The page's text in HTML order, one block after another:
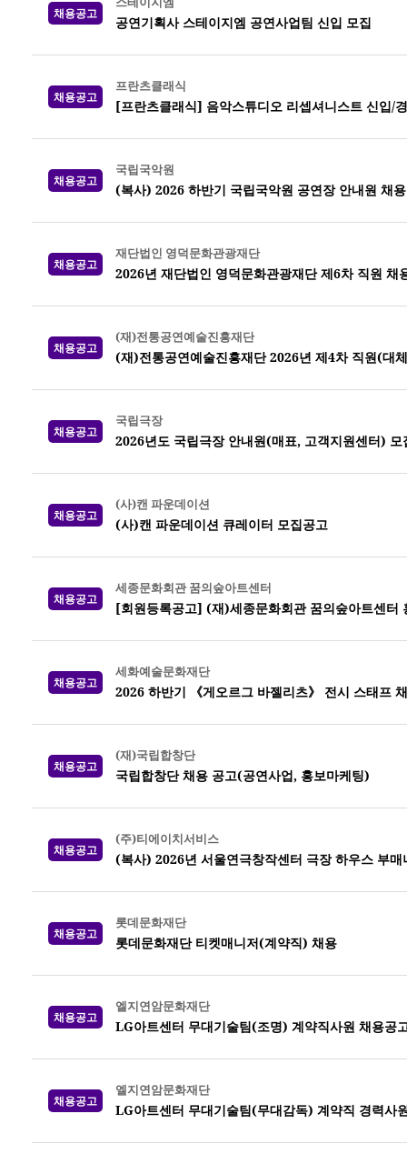
채용공고
공연기획사 스테이지엠 공연사업팀 신입 모집
채용공고
프란츠클래식
[프란츠클래식] 음악스튜디오 리셉셔니스트 신입/
채용공고
국립국악원
(복사) 2026 하반기 국립국악원 공연장 안내원 채
채용공고
재단법인 영덕문화관광재단
2026년 재단법인 영덕문화관광재단 제6차 직원 채
채용공고
(재)전통공연예술진흥재단
(재)전통공연예술진흥재단 2026년 제4차 직원(대
채용공고
국립극장
2026년도 국립극장 안내원(매표, 고객지원센터) 모
채용공고
(사)캔 파운데이션
(사)캔 파운데이션 큐레이터 모집공고
채용공고
세종문화회관 꿈의숲아트센터
[회원등록공고] (재)세종문화회관 꿈의숲아트센터
채용공고
세화예술문화재단
2026 하반기 《게오르그 바젤리츠》 전시 스태프
채용공고
(재)국립합창단
국립합창단 채용 공고(공연사업, 홍보마케팅)
채용공고
(주)티에이치서비스
(복사) 2026년 서울연극창작센터 극장 하우스 부
채용공고
롯데문화재단
롯데문화재단 티켓매니저(계약직) 채용
채용공고
엘지연암문화재단
LG아트센터 무대기술팀(조명) 계약직사원 채용공
채용공고
엘지연암문화재단
LG아트센터 무대기술팀(무대감독) 계약직 경력사